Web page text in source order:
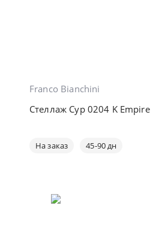
Franco Bianchini
Стеллаж Cyp 0204 K Empire
На заказ 45-90 дн